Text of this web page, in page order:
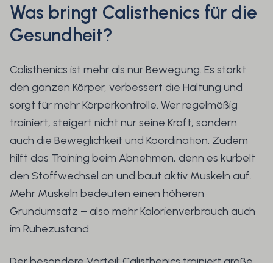
Was bringt Calisthenics für die
Gesundheit?
Calisthenics ist mehr als nur Bewegung. Es stärkt
den ganzen Körper, verbessert die Haltung und
sorgt für mehr Körperkontrolle. Wer regelmäßig
trainiert, steigert nicht nur seine Kraft, sondern
auch die Beweglichkeit und Koordination. Zudem
hilft das Training beim Abnehmen, denn es kurbelt
den Stoffwechsel an und baut aktiv Muskeln auf.
Mehr Muskeln bedeuten einen höheren
Grundumsatz – also mehr Kalorienverbrauch auch
im Ruhezustand.